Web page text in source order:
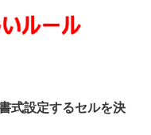
式設定するセルを決